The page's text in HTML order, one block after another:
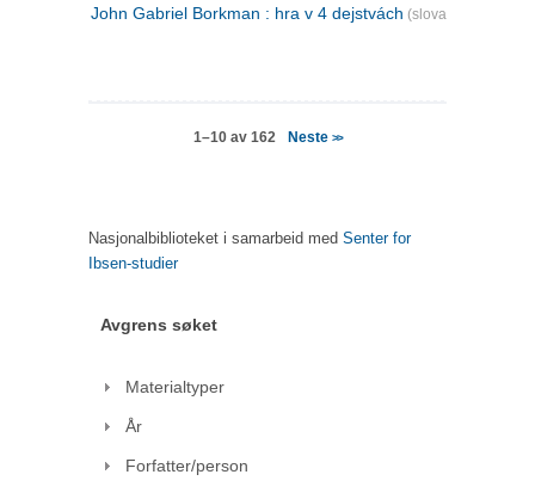
John Gabriel Borkman : hra v 4 dejstvách (slovakisk)
1–10 av 162 Neste >>
Nasjonalbiblioteket i samarbeid med Senter for
Ibsen-studier
Avgrens søket
Materialtyper
År
Forfatter/person